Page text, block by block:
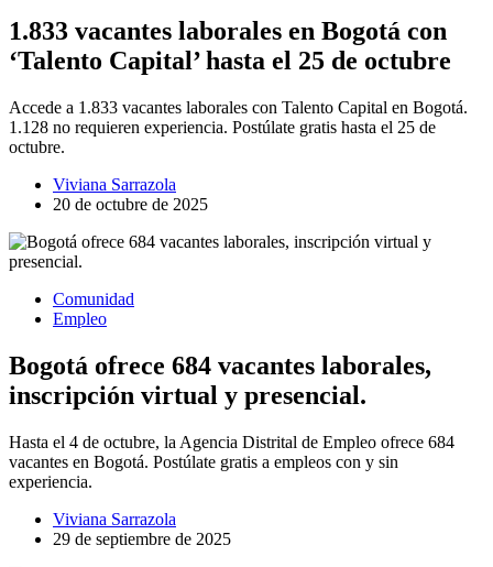
1.833 vacantes laborales en Bogotá con
‘Talento Capital’ hasta el 25 de octubre
Accede a 1.833 vacantes laborales con Talento Capital en Bogotá.
1.128 no requieren experiencia. Postúlate gratis hasta el 25 de
octubre.
Viviana Sarrazola
20 de octubre de 2025
Comunidad
Empleo
Bogotá ofrece 684 vacantes laborales,
inscripción virtual y presencial.
Hasta el 4 de octubre, la Agencia Distrital de Empleo ofrece 684
vacantes en Bogotá. Postúlate gratis a empleos con y sin
experiencia.
Viviana Sarrazola
29 de septiembre de 2025